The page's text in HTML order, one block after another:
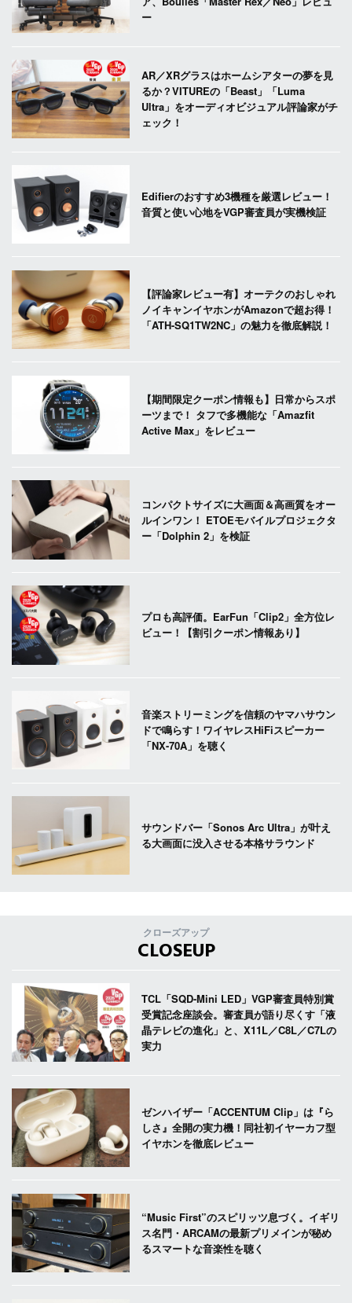
ー
AR／XRグラスはホームシアターの夢を見
るか？VITUREの「Beast」「Luma
Ultra」をオーディオビジュアル評論家がチ
ェック！
Edifierのおすすめ3機種を厳選レビュー！
音質と使い心地をVGP審査員が実機検証
【評論家レビュー有】オーテクのおしゃれ
ノイキャンイヤホンがAmazonで超お得！
「ATH-SQ1TW2NC」の魅力を徹底解説！
【期間限定クーポン情報も】日常からスポ
ーツまで！ タフで多機能な「Amazfit
Active Max」をレビュー
コンパクトサイズに大画面＆高画質をオー
ルインワン！ ETOEモバイルプロジェクタ
ー「Dolphin 2」を検証
プロも高評価。EarFun「Clip2」全方位レ
ビュー！【割引クーポン情報あり】
音楽ストリーミングを信頼のヤマハサウン
ドで鳴らす！ワイヤレスHiFiスピーカー
「NX-70A」を聴く
サウンドバー「Sonos Arc Ultra」が叶え
る大画面に没入させる本格サラウンド
クローズアップ
CLOSEUP
TCL「SQD-Mini LED」VGP審査員特別賞
受賞記念座談会。審査員が語り尽くす「液
晶テレビの進化」と、X11L／C8L／C7Lの
実力
ゼンハイザー「ACCENTUM Clip」は『ら
しさ』全開の実力機！同社初イヤーカフ型
イヤホンを徹底レビュー
“Music First”のスピリッツ息づく。イギリ
ス名門・ARCAMの最新プリメインが秘め
るスマートな音楽性を聴く